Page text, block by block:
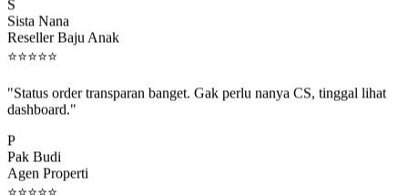
Sista Nana
Reseller Baju Anak
⭐⭐⭐⭐⭐
dashboard."
Pak Budi
Agen Properti
⭐⭐⭐⭐⭐